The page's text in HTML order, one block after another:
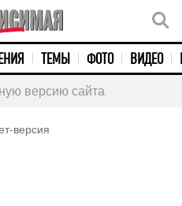
ТЕМЫ ФОТО ВИДЕО
версию сайта
версия